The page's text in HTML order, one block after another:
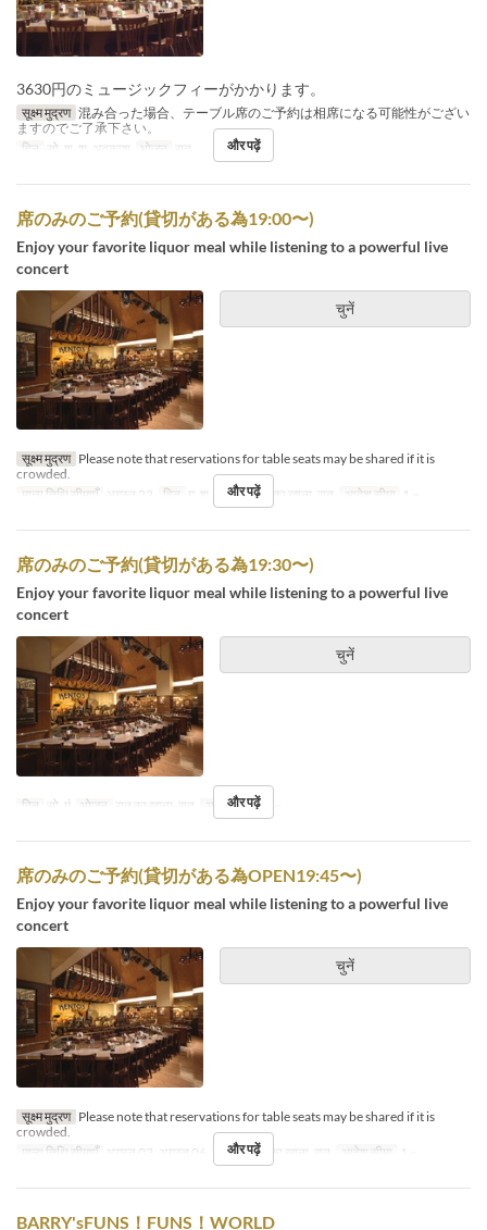
3630円のミュージックフィーがかかります。
सूक्ष्म मुद्रण 混み合った場合、テーブル席のご予約は相席になる可能性がござい
ますのでご了承下さい。
दिन
सो, शु, श, अवकाश भोजन रात और पढ़ें
席のみのご予約(貸切がある為19:00〜)
Enjoy your favorite liquor meal while listening to a powerful live
concert
चुनें
सूक्ष्म मुद्रण Please note that reservations for table seats may be shared if it is
crowded.
मान्य तिथि सीमाएँ
अगस्त 22 दिन गु, श भोजन रात का खाना, रात आदेश सीमा 1 ~
और पढ़ें
席のみのご予約(貸切がある為19:30〜)
Enjoy your favorite liquor meal while listening to a powerful live
concert
चुनें
दिन सो, मं भोजन रात का खाना, रात आदेश सीमा
और पढ़ें
席のみのご予約(貸切がある為OPEN19:45〜)
Enjoy your favorite liquor meal while listening to a powerful live
concert
चुनें
सूक्ष्म मुद्रण Please note that reservations for table seats may be shared if it is
crowded.
मान्य तिथि सीमाएँ
अगस्त 03, अगस्त 06 भोजन रात का खाना, रात आदेश सीमा 1 ~
और पढ़ें
BARRY'sFUNS！FUNS！WORLD